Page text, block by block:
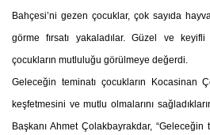
Bahçesi’ni gezen çocuklar, çok sayıda
görme fırsatı yakaladılar. Güzel ve
çocukların mutluluğu görülmeye değerdi.
Geleceğin teminatı çocukların Kocasinan
keşfetmesini ve mutlu olmalarını
Başkanı Ahmet Çolakbayrakdar, “Geleceğin